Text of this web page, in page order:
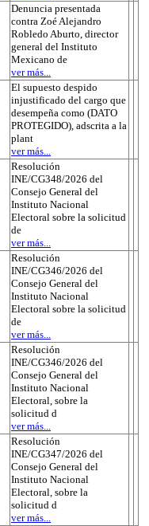
Denuncia presentada
contra Zoé Alejandro
Robledo Aburto, director
general del Instituto
Mexicano de
ver más...
El supuesto despido
injustificado del cargo que
desempeña como (DATO
PROTEGIDO), adscrita a la
plant
ver más...
Resolución
INE/CG348/2026 del
Consejo General del
Instituto Nacional
Electoral sobre la solicitud
de
ver más...
Resolución
INE/CG346/2026 del
Consejo General del
Instituto Nacional
Electoral sobre la solicitud
de
ver más...
Resolución
INE/CG346/2026 del
Consejo General del
Instituto Nacional
Electoral, sobre la
solicitud d
ver más...
Resolución
INE/CG347/2026 del
Consejo General del
Instituto Nacional
Electoral, sobre la
solicitud d
ver más...